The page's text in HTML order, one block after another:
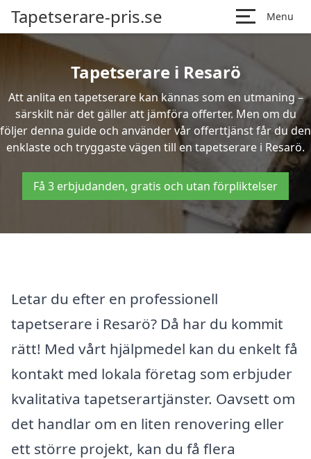
Tapetserare-pris.se Menu
Tapetserare i Resarö
Att anlita en tapetserare kan kännas som en utmaning –
särskilt när det gäller att jämföra offerter. Men om du
följer denna guide och använder vår offerttjänst får du den
enklaste och tryggaste vägen till en tapetserare i Resarö.
Få 3 erbjudanden, gratis och utan förpliktelser
Letar du efter en professionell
tapetserare i Resarö? Då har du kommit
rätt! Med vårt hjälpmedel kan du enkelt få
kontakt med lokala företag som erbjuder
kvalitativa tapetserartjänster. Oavsett om
det handlar om en liten renovering eller
ett större projekt, kan du få flera